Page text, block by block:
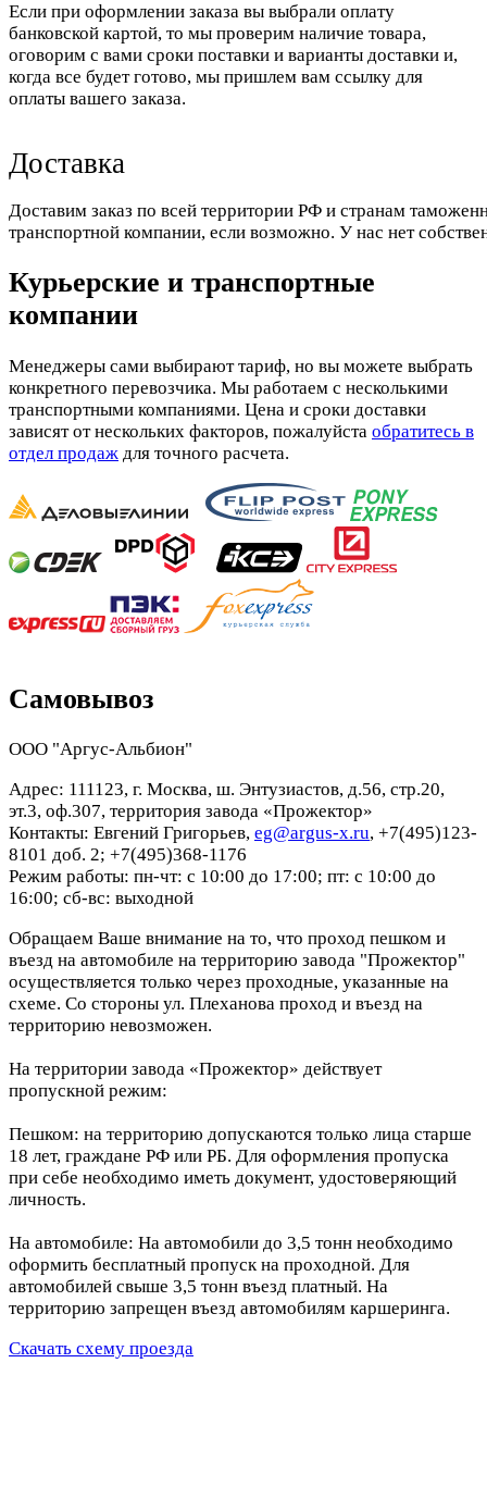
Если при оформлении заказа вы выбрали оплату
банковской картой, то мы проверим наличие товара,
оговорим с вами сроки поставки и варианты доставки и,
когда все будет готово, мы пришлем вам ссылку для
оплаты вашего заказа.
Доставка
Доставим заказ по всей территории РФ и странам
транспортной компании, если возможно. У нас нет
Курьерские и транспортные
компании
Менеджеры сами выбирают тариф, но вы можете выбрать
конкретного перевозчика. Мы работаем с несколькими
транспортными компаниями. Цена и сроки доставки
зависят от нескольких факторов, пожалуйста обратитесь в
отдел продаж для точного расчета.
Самовывоз
ООО "Аргус-Альбион"
Адрес: 111123, г. Москва, ш. Энтузиастов, д.56, стр.20,
эт.3, оф.307, территория завода «Прожектор»
Контакты: Евгений Григорьев, eg@argus-x.ru, +7(495)123-
8101 доб. 2; +7(495)368-1176
Режим работы: пн-чт: с 10:00 до 17:00; пт: с 10:00 до
16:00; сб-вс: выходной
Обращаем Ваше внимание на то, что проход пешком и
въезд на автомобиле на территорию завода "Прожектор"
осуществляется только через проходные, указанные на
схеме. Со стороны ул. Плеханова проход и въезд на
территорию невозможен.
На территории завода «Прожектор» действует
пропускной режим:
Пешком: на территорию допускаются только лица старше
18 лет, граждане РФ или РБ. Для оформления пропуска
при себе необходимо иметь документ, удостоверяющий
личность.
На автомобиле: На автомобили до 3,5 тонн необходимо
оформить бесплатный пропуск на проходной. Для
автомобилей свыше 3,5 тонн въезд платный. На
территорию запрещен въезд автомобилям каршеринга.
Скачать схему проезда